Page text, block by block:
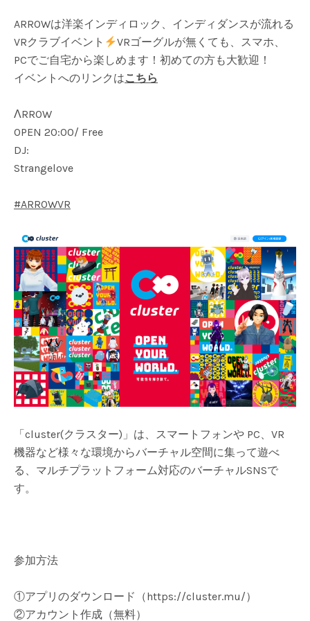
ARROWは洋楽インディロック、インディダンスが流れる
VRクラブイベント
VRゴーグルが無くても、スマホ、
PCでご自宅から楽しめます！初めての方も大歓迎！
イベントへのリンクはこちら
ΛRROW
OPEN 20:00/ Free
DJ:
Strangelove
#ARROWVR
「cluster(クラスター)」は、スマートフォンや PC、VR
機器など様々な環境からバーチャル空間に集って遊べ
る、マルチプラットフォーム対応のバーチャルSNSで
す。
参加方法
①アプリのダウンロード（https://cluster.mu/）
②アカウント作成（無料）